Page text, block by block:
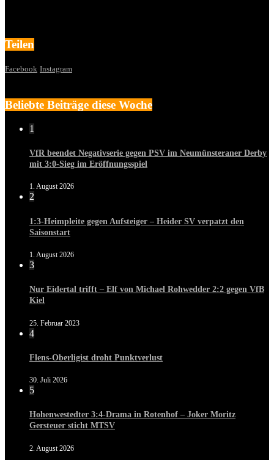
Teilen
Facebook Instagram
Beliebte Beiträge diese Woche
1
VfR beendet Negativserie gegen PSV im Neumünsteraner Derby
mit 3:0-Sieg im Eröffnungsspiel
1. August 2026
2
1:3-Heimpleite gegen Aufsteiger – Heider SV verpatzt den
Saisonstart
1. August 2026
3
Nur Eidertal trifft – Elf von Michael Rohwedder 2:2 gegen VfB
Kiel
25. Februar 2023
4
Flens-Oberligist droht Punktverlust
30. Juli 2026
5
Hohenwestedter 3:4-Drama in Rotenhof – Joker Moritz
Gersteuer sticht MTSV
2. August 2026